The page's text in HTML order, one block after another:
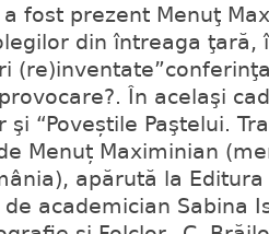
fost prezent Menuţ
din întreaga ţară,
În acelaşi
şi “Poveștile Paştelui.
Menuț Maximinian
apărută la
academician Sabina